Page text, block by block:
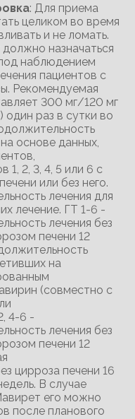
: Для приема
целиком во время
и не ломать.
назначаться
наблюдением
пациентов с
Рекомендуемая
300 мг/120 мг
раз в сутки во
основе данных,
1, 2, 3, 4, 5 или 6 с
или без него.
лечения для
лечение. ГТ 1-6 -
лечения без
печени 12
на
(совместно с
4-6 -
лечения без
печени 12
цирроза печени 16
В случае
его можно
после планового